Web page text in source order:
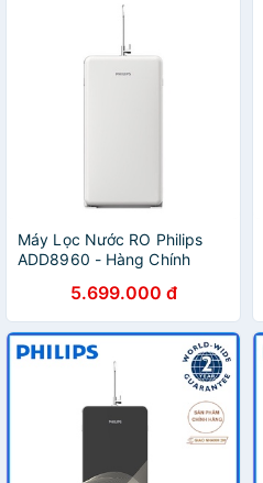
Máy Lọc Nước RO Philips
ADD8960 - Hàng Chính
5.699.000 đ